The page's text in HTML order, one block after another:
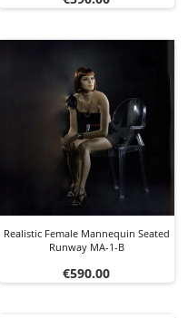
Realistic Female Mannequin Seated
Runway MA-1-B
Price
€590.00